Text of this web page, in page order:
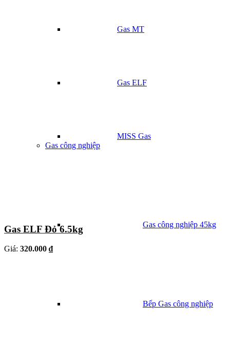
Gas MT
Gas ELF
MISS Gas
Gas công nghiệp
Gas công nghiệp 45kg
Bếp Gas công nghiệp
Gas ELF Đỏ 6.5kg
Giá: 320.000 ₫